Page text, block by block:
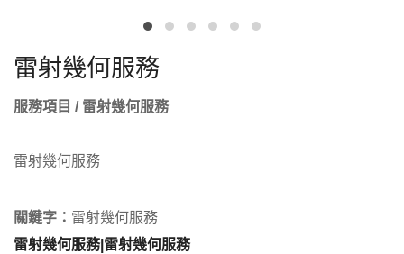
雷射幾何服務
服務項目 / 雷射幾何服務
雷射幾何服務
關鍵字： 雷射幾何服務
雷射幾何服務|雷射幾何服務